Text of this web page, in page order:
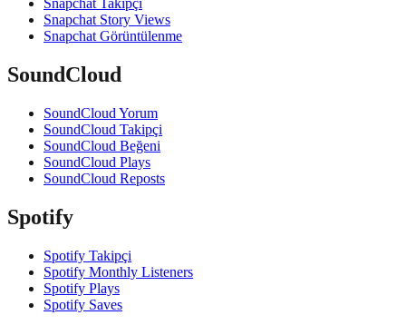
Snapchat Takipçi
Snapchat Story Views
Snapchat Görüntülenme
SoundCloud
SoundCloud Yorum
SoundCloud Takipçi
SoundCloud Beğeni
SoundCloud Plays
SoundCloud Reposts
Spotify
Spotify Takipçi
Spotify Monthly Listeners
Spotify Plays
Spotify Saves